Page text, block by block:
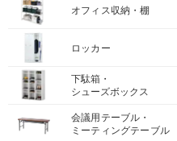
オフィス収納・棚
ロッカー
下駄箱・
シューズボックス
会議用テーブル・
ミーティングテーブル